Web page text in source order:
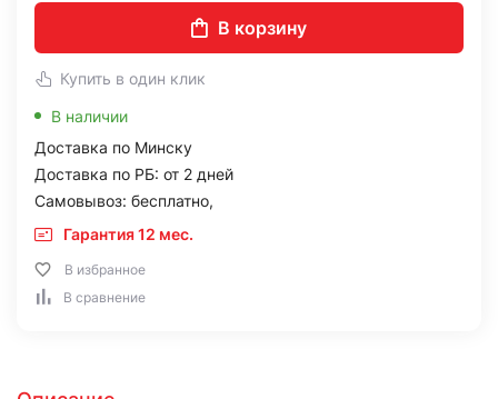
В корзину
Купить в один клик
В наличии
Доставка по Минску
Доставка по РБ: от 2 дней
Самовывоз: бесплатно,
Гарантия 12 мес.
В избранное
В сравнение